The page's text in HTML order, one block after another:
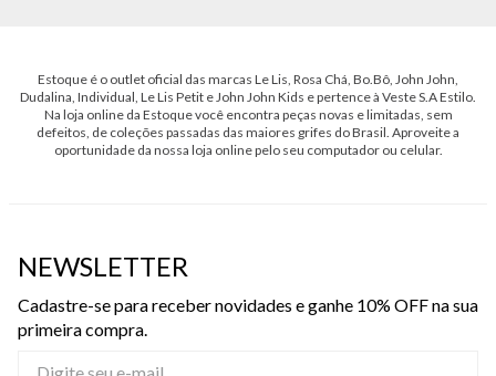
Estoque é o outlet oficial das marcas Le Lis, Rosa Chá, Bo.Bô, John John,
Dudalina, Individual, Le Lis Petit e John John Kids e pertence à Veste S.A Estilo.
Na loja online da Estoque você encontra peças novas e limitadas, sem
defeitos, de coleções passadas das maiores grifes do Brasil. Aproveite a
oportunidade da nossa loja online pelo seu computador ou celular.
NEWSLETTER
Cadastre-se para receber novidades e ganhe 10% OFF na sua
primeira compra.